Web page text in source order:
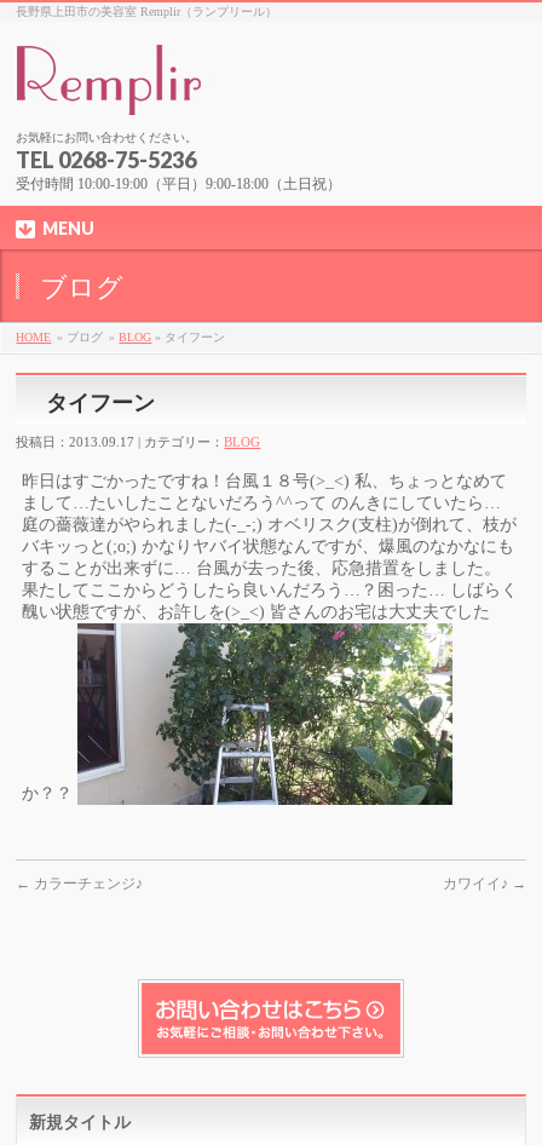
長野県上田市の美容室 Remplir（ランプリール）
お気軽にお問い合わせください。
TEL 0268-75-5236
受付時間 10:00-19:00（平日）9:00-18:00（土日祝）
MENU
ブログ
HOME » ブログ »BLOG » タイフーン
タイフーン
投稿日：2013.09.17 | カテゴリー：BLOG
昨日はすごかったですね！台風１８号(>_<) 私、ちょっとなめて
まして…たいしたことないだろう^^って のんきにしていたら…
庭の薔薇達がやられました(-_-;) オベリスク(支柱)が倒れて、枝が
バキッっと(;o;) かなりヤバイ状態なんですが、爆風のなかなにも
することが出来ずに… 台風が去った後、応急措置をしました。
果たしてここからどうしたら良いんだろう…？困った… しばらく
醜い状態ですが、お許しを(>_<) 皆さんのお宅は大丈夫でした
か？？
← カラーチェンジ♪ カワイイ♪ →
新規タイトル